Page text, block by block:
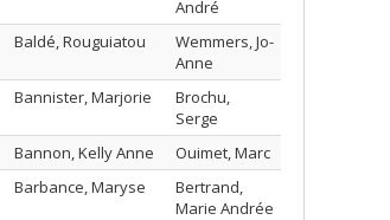
André
Baldé, Rouguiatou
Wemmers, Jo-
Anne
Bannister, Marjorie
Brochu,
Serge
Bannon, Kelly Anne
Ouimet, Marc
Barbance, Maryse
Bertrand,
Marie Andrée